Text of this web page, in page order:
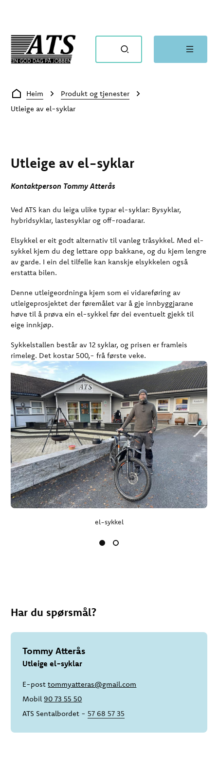
Du er her:
Heim
Produkt og tjenester
Utleige av el-syklar
Utleige av el-syklar
Kontaktperson Tommy Atterås
Ved ATS kan du leiga ulike typar el-syklar: Bysyklar,
hybridsyklar, lastesyklar og off-roadarar.
Elsykkel er eit godt alternativ til vanleg tråsykkel. Med el-
sykkel kjem du deg lettare opp bakkane, og du kjem lengre
av garde. I ein del tilfelle kan kanskje elsykkelen også
erstatta bilen.
Denne utleigeordninga kjem som ei vidareføring av
utleigeprosjektet der føremålet var å gje innbyggjarane
høve til å prøva ein el-sykkel før dei eventuelt gjekk til
eige innkjøp.
Sykkelstallen består av 12 syklar, og prisen er framleis
rimeleg. Det kostar 500,- frå første veke.
el-sykkel
Har du spørsmål?
Tommy Atterås
Utleige el-syklar
E-posttommyatteras@gmail.com
Mobil90 73 55 50
ATS Sentalbordet -57 68 57 35